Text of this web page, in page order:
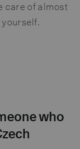
care of almost
yourself.
who